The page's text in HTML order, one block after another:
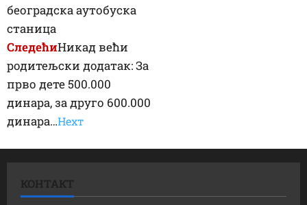
београдска аутобуска
станица
СледећиНикад већи
родитељски додатак: За
прво дете 500.000
динара, за друго 600.000
динара…Неxт
КОНТАКТ